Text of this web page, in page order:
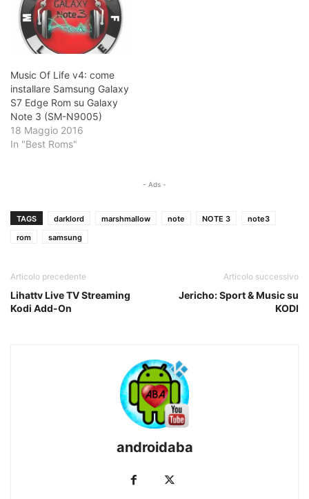
Music Of Life v4: come
installare Samsung Galaxy
S7 Edge Rom su Galaxy
Note 3 (SM-N9005)
18 Maggio 2016
In "Best Roms"
- Ads -
TAGS darklord marshmallow note NOTE 3
note3
rom
samsung
Articolo precedente
Lihattv Live TV Streaming
Kodi Add-On
Articolo successivo
Jericho: Sport & Music su
KODI
androidaba